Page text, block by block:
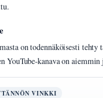
on todennäköisesti
YouTube-kanava on
VINKKI